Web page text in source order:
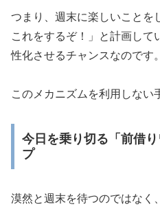
つまり、週末に楽しいことを
これをするぞ！」と計画して
性化させるチャンスなのです。
このメカニズムを利用しない
今日を乗り切る「前借
プ
漠然と週末を待つのではなく